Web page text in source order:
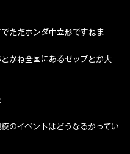
ただホンダ中立形ですねま
かね全国にあるゼップとか大
のイベントはどうなるかってい